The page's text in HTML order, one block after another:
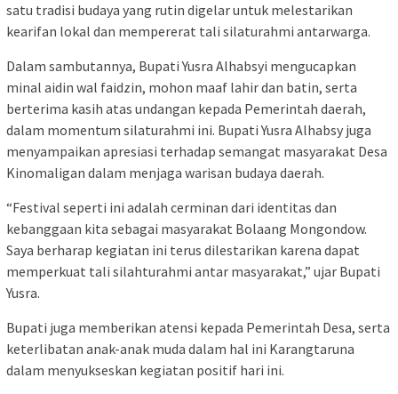
satu tradisi budaya yang rutin digelar untuk melestarikan
kearifan lokal dan mempererat tali silaturahmi antarwarga.
Dalam sambutannya, Bupati Yusra Alhabsyi mengucapkan
minal aidin wal faidzin, mohon maaf lahir dan batin, serta
berterima kasih atas undangan kepada Pemerintah daerah,
dalam momentum silaturahmi ini. Bupati Yusra Alhabsy juga
menyampaikan apresiasi terhadap semangat masyarakat Desa
Kinomaligan dalam menjaga warisan budaya daerah.
“Festival seperti ini adalah cerminan dari identitas dan
kebanggaan kita sebagai masyarakat Bolaang Mongondow.
Saya berharap kegiatan ini terus dilestarikan karena dapat
memperkuat tali silahturahmi antar masyarakat,” ujar Bupati
Yusra.
Bupati juga memberikan atensi kepada Pemerintah Desa, serta
keterlibatan anak-anak muda dalam hal ini Karangtaruna
dalam menyukseskan kegiatan positif hari ini.